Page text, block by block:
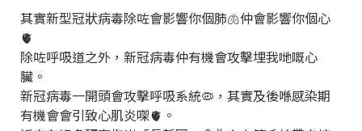
其實新型冠狀病毒除咗會影響你個肺🫁仲會影響你個心
🫀
除咗呼吸道之外，新冠病毒仲有機會攻擊埋我哋嘅心
臟。
新冠病毒一開頭會攻擊呼吸系統🦠，其實及後喺感染期
有機會會引致心肌炎㗎🫀。